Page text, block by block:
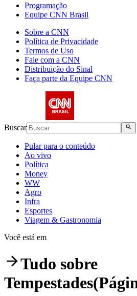
Programação
Equipe CNN Brasil
Sobre a CNN
Política de Privacidade
Termos de Uso
Fale com a CNN
Distribuição do Sinal
Faça parte da Equipe CNN
Buscar
Pular para o conteúdo
Ao vivo
Política
Money
WW
Agro
Infra
Esportes
Viagem & Gastronomia
Você está em
Tudo sobre
Tempestades